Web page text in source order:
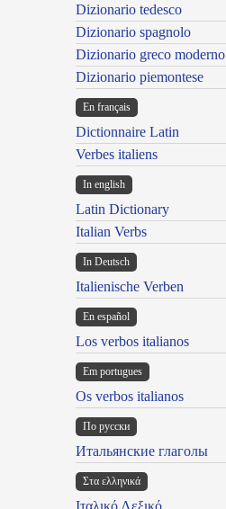
Dizionario tedesco
Dizionario spagnolo
Dizionario greco moderno
Dizionario piemontese
En français
Dictionnaire Latin
Verbes italiens
In english
Latin Dictionary
Italian Verbs
In Deutsch
Italienische Verben
En español
Los verbos italianos
Em portugues
Os verbos italianos
По русски
Итальянские глаголы
Στα ελληνικά
Ιταλικό Λεξικό